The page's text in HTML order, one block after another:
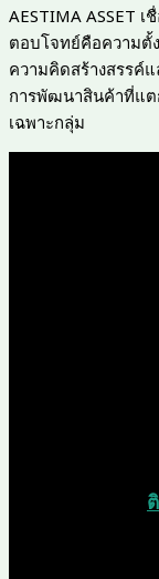
AESTIMA ASSET
ตอบโจทย์คือความตั้
ความคิดสร้างสรรค์
การพัฒนาสินค้าที่แต
เฉพาะกลุ่ม